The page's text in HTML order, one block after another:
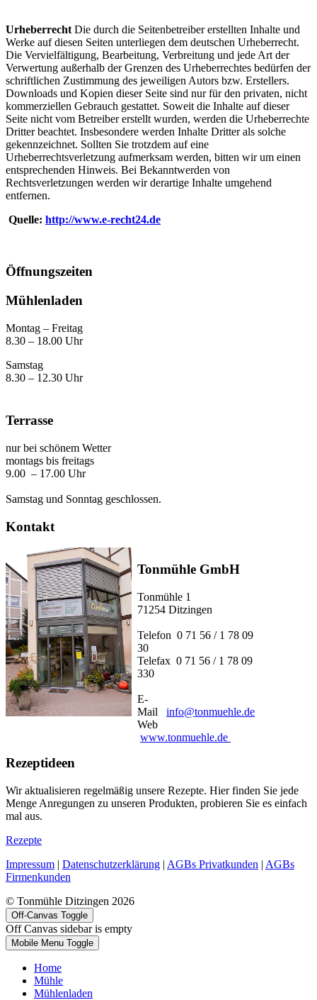
UrheberrechtDie durch die Seitenbetreiber erstellten Inhalte und
Werke auf diesen Seiten unterliegen dem deutschen Urheberrecht.
Die Vervielfältigung, Bearbeitung, Verbreitung und jede Art der
Verwertung außerhalb der Grenzen des Urheberrechtes bedürfen der
schriftlichen Zustimmung des jeweiligen Autors bzw. Erstellers.
Downloads und Kopien dieser Seite sind nur für den privaten, nicht
kommerziellen Gebrauch gestattet. Soweit die Inhalte auf dieser
Seite nicht vom Betreiber erstellt wurden, werden die Urheberrechte
Dritter beachtet. Insbesondere werden Inhalte Dritter als solche
gekennzeichnet. Sollten Sie trotzdem auf eine
Urheberrechtsverletzung aufmerksam werden, bitten wir um einen
entsprechenden Hinweis. Bei Bekanntwerden von
Rechtsverletzungen werden wir derartige Inhalte umgehend
entfernen.
Quelle: http://www.e-recht24.de
Öffnungszeiten
Mühlenladen
Montag – Freitag
8.30 – 18.00 Uhr
Samstag
8.30 – 12.30 Uhr
Terrasse
nur bei schönem Wetter
montags bis freitags
9.00 – 17.00 Uhr
Samstag und Sonntag geschlossen.
Kontakt
Tonmühle GmbH
Tonmühle 1
71254 Ditzingen
Telefon 0 71 56 / 1 78 09
30
Telefax 0 71 56 / 1 78 09
330
E-
Mail
info@tonmuehle.de
Web
www.tonmuehle.de
Rezeptideen
Wir aktualisieren regelmäßig unsere Rezepte. Hier finden Sie jede
Menge Anregungen zu unseren Produkten, probieren Sie es einfach
mal aus.
Rezepte
Impressum | Datenschutzerklärung | AGBs Privatkunden | AGBs
Firmenkunden
© Tonmühle Ditzingen 2026
Off-Canvas Toggle
Off Canvas sidebar is empty
Mobile Menu Toggle
Home
Mühle
Mühlenladen